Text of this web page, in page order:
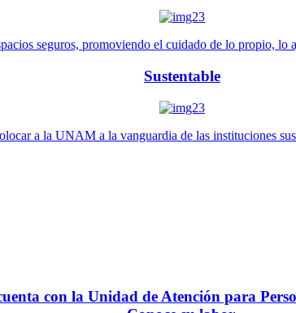
seguros, promoviendo el cuidado de lo propio, lo
Sustentable
a la UNAM a la vanguardia de las instituciones
con la Unidad de Atención para